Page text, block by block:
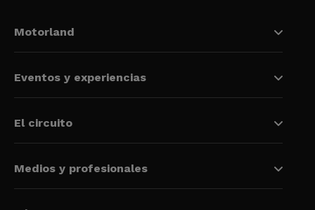
Motorland
Eventos y experiencias
El circuito
Medios y profesionales